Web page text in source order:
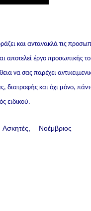
και αντανακλά τις
αποτελεί έργο προσωπικής
να σας παρέχει
διατροφής και όχι μόνο,
ειδικού.
Νοέμβριος